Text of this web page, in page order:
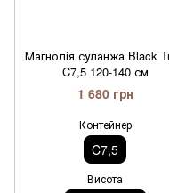
Магнолія суланжа Black
C7,5 120-140 см
1 680 грн
Контейнер
C7,5
Висота